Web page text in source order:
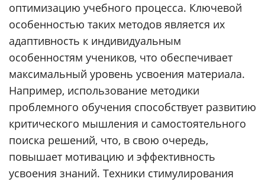
оптимизацию учебного процесса. Ключевой
особенностью таких методов является их
адаптивность к индивидуальным
особенностям учеников, что обеспечивает
максимальный уровень усвоения материала.
Например, использование методики
проблемного обучения способствует развитию
критического мышления и самостоятельного
поиска решений, что, в свою очередь,
повышает мотивацию и эффективность
усвоения знаний. Техники стимулирования